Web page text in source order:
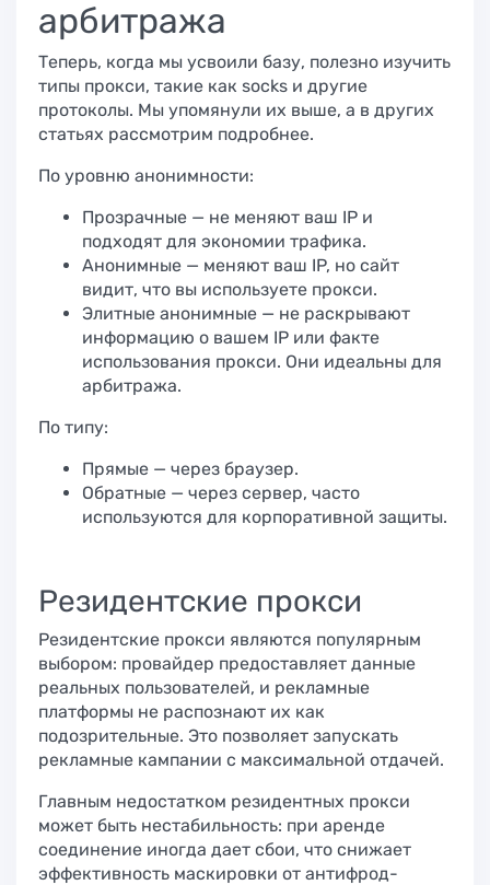
арбитража​
Теперь, когда мы усвоили базу, полезно изучить
типы прокси, такие как socks и другие
протоколы. Мы упомянули их выше, а в других
статьях рассмотрим подробнее.
По уровню анонимности:
Прозрачные — не меняют ваш IP и
подходят для экономии трафика.
Анонимные — меняют ваш IP, но сайт
видит, что вы используете прокси.
Элитные анонимные — не раскрывают
информацию о вашем IP или факте
использования прокси. Они идеальны для
арбитража.
По типу:
Прямые — через браузер.
Обратные — через сервер, часто
используются для корпоративной защиты.
Резидентские прокси
Резидентские прокси являются популярным
выбором: провайдер предоставляет данные
реальных пользователей, и рекламные
платформы не распознают их как
подозрительные. Это позволяет запускать
рекламные кампании с максимальной отдачей.
Главным недостатком резидентных прокси
может быть нестабильность: при аренде
соединение иногда дает сбои, что снижает
эффективность маскировки от антифрод-